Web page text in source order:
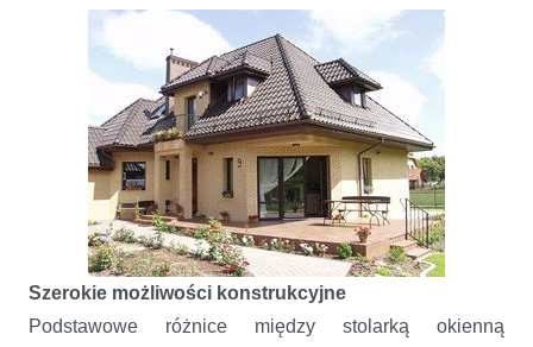
Szerokie możliwości konstrukcyjne
Podstawowe różnice między stolarką okienną